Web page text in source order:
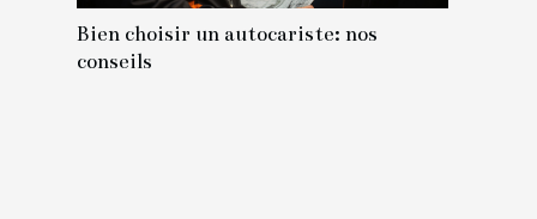
Bien choisir un autocariste: nos
conseils